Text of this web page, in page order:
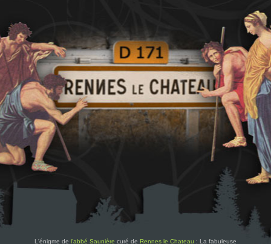
L'énigme de l'abbé Saunière curé de Rennes le Chateau : La fabuleuse